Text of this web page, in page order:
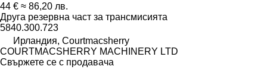
44 € ≈ 86,20 лв.
Друга резервна част за трансмисията
5840.300.723
Ирландия, Courtmacsherry
COURTMACSHERRY MACHINERY LTD
Свържете се с продавача